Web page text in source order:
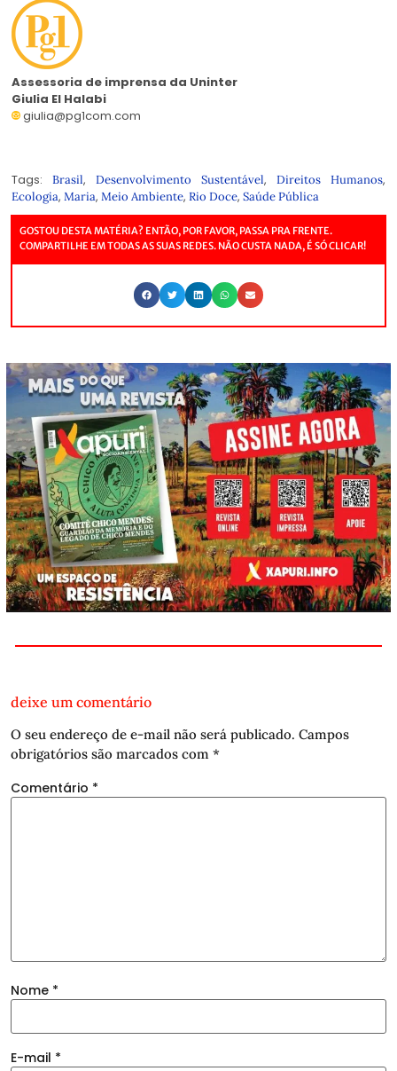
Assessoria de imprensa da Uninter
Giulia El Halabi
giulia@pg1com.com
Tags: Brasil, Desenvolvimento Sustentável, Direitos Humanos,
Ecologia, Maria, Meio Ambiente, Rio Doce, Saúde Pública
GOSTOU DESTA MATÉRIA? ENTÃO, POR FAVOR, PASSA PRA FRENTE.
COMPARTILHE EM TODAS AS SUAS REDES. NÃO CUSTA NADA, É SÓ CLICAR!
deixe um comentário
O seu endereço de e-mail não será publicado. Campos
obrigatórios são marcados com *
Comentário *
Nome *
E-mail *